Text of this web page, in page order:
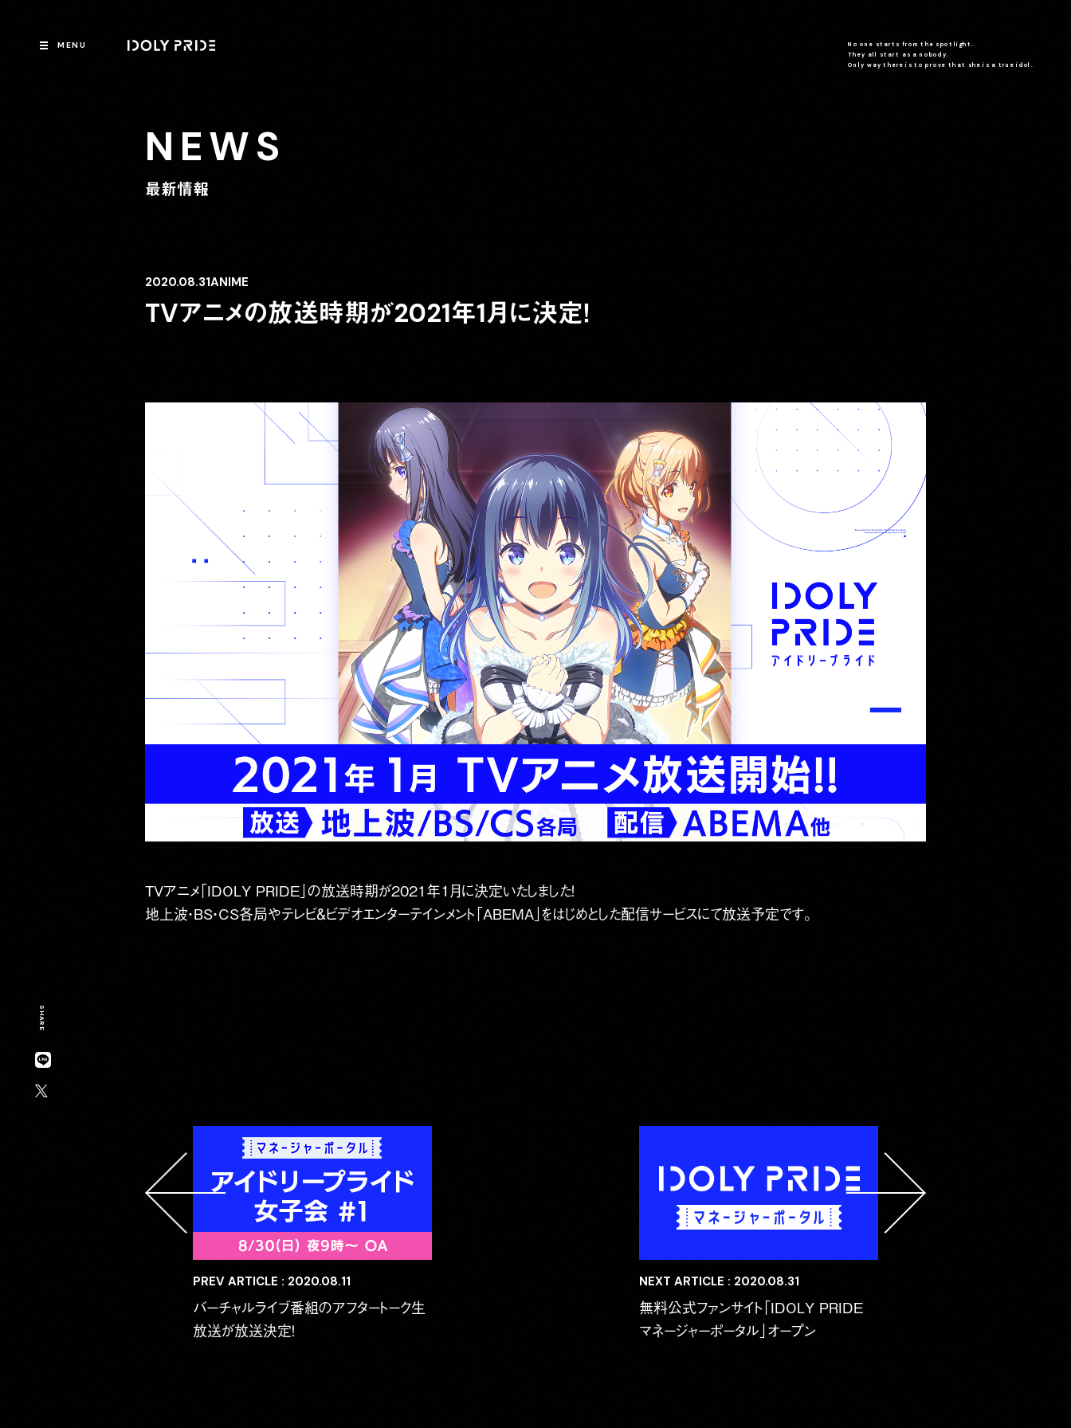
MENU
No one starts from the spotlight.
They all start as a nobody.
Only way there is to prove that she is a true idol.
NEWS
最新情報
2020.08.31ANIME
TVアニメの放送時期が2021年1月に決定！
TVアニメ「IDOLY PRIDE」の放送時期が2021年１月に決定いたしました！
地上波・BS・CS各局やテレビ＆ビデオエンターテインメント「ABEMA」をはじめとした配信サービスにて放送予定です。
PREV ARTICLE : 2020.08.11
バーチャルライブ番組のアフタートーク生
放送が放送決定！
NEXT ARTICLE : 2020.08.31
無料公式ファンサイト「IDOLY PRIDE
マネージャーポータル」オープン
SHARE